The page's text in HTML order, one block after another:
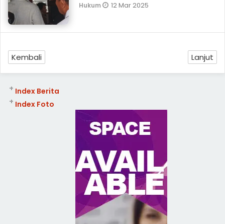
Hukum 12 Mar 2025
Kembali Lanjut
Index Berita
+
Index Foto
+